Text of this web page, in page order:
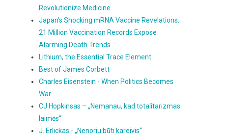
Revolutionize Medicine
Japan’s Shocking mRNA Vaccine Revelations:
21 Million Vaccination Records Expose
Alarming Death Trends
Lithium, the Essential Trace Element
Best of James Corbett
Charles Eisenstein - When Politics Becomes
War
CJ Hopkinsas – „Nemanau, kad totalitarizmas
laimės“
J. Erlickas - „Nenoriu būti kareivis“